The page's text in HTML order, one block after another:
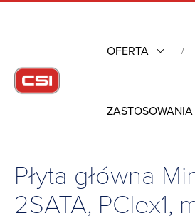
OFERTA
ZASTOSOWANIA
Komputery
Płyta główna
2SATA, PCIex1,